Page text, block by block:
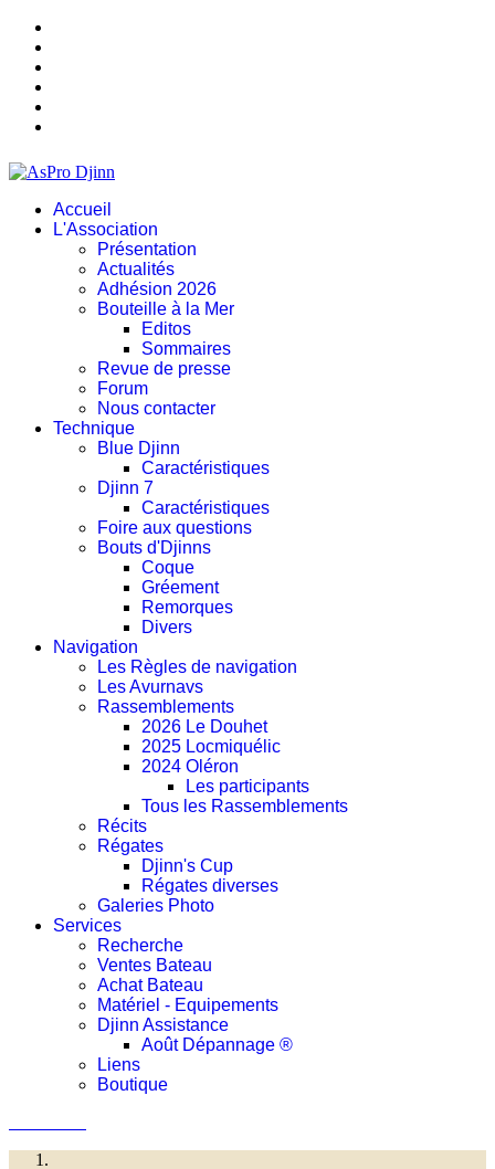
Accueil
L'Association
Présentation
Actualités
Adhésion 2026
Bouteille à la Mer
Editos
Sommaires
Revue de presse
Forum
Nous contacter
Technique
Blue Djinn
Caractéristiques
Djinn 7
Caractéristiques
Foire aux questions
Bouts d'Djinns
Coque
Gréement
Remorques
Divers
Navigation
Les Règles de navigation
Les Avurnavs
Rassemblements
2026 Le Douhet
2025 Locmiquélic
2024 Oléron
Les participants
Tous les Rassemblements
Récits
Régates
Djinn's Cup
Régates diverses
Galeries Photo
Services
Recherche
Ventes Bateau
Achat Bateau
Matériel - Equipements
Djinn Assistance
Août Dépannage ®
Liens
Boutique